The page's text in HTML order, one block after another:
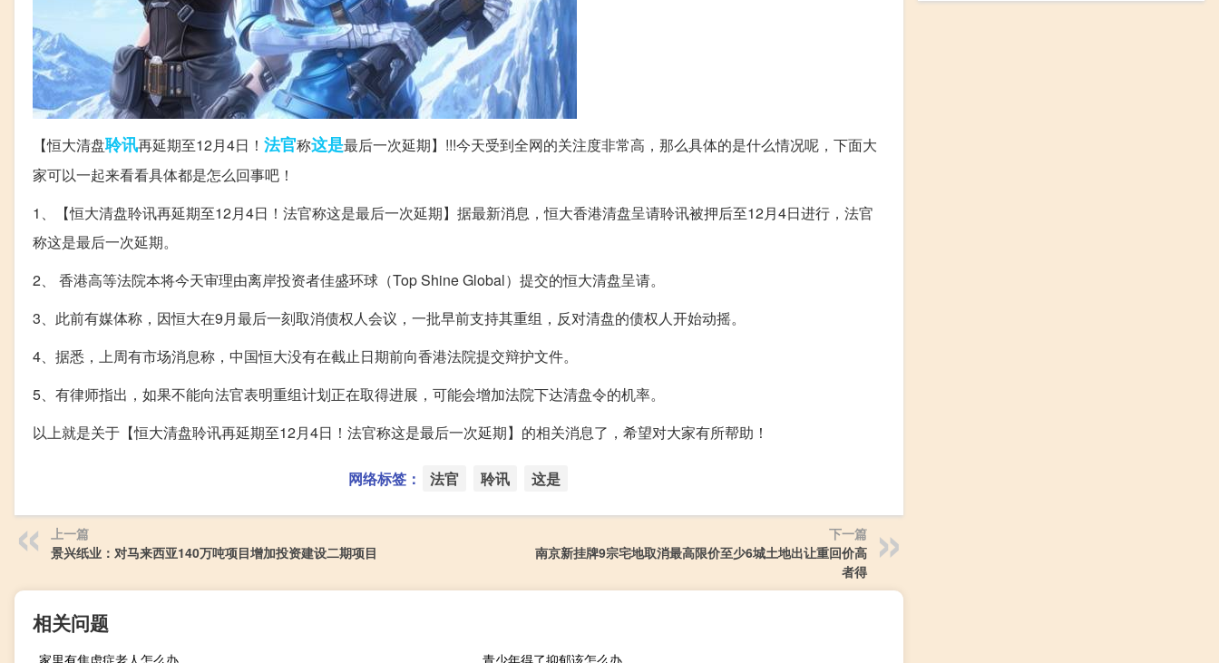
【恒大清盘聆讯再延期至12月4日！ 法官称这是最后一次延期】!!!今天受到全网的关注度非常高，那么具体的是什么情况呢，下面大
家可以一起来看看具体都是怎么回事吧！
1、【恒大清盘聆讯再延期至12月4日！法官称这是最后一次延期】据最新消息，恒大香港清盘呈请聆讯被押后至12月4日进行，法官
称这是最后一次延期。
2、 香港高等法院本将今天审理由离岸投资者佳盛环球（Top Shine Global）提交的恒大清盘呈请。
3、此前有媒体称，因恒大在9月最后一刻取消债权人会议，一批早前支持其重组，反对清盘的债权人开始动摇。
4、据悉，上周有市场消息称，中国恒大没有在截止日期前向香港法院提交辩护文件。
5、有律师指出，如果不能向法官表明重组计划正在取得进展，可能会增加法院下达清盘令的机率。
以上就是关于【恒大清盘聆讯再延期至12月4日！法官称这是最后一次延期】的相关消息了，希望对大家有所帮助！
网络标签： 法官 聆讯 这是
上一篇
景兴纸业：对马来西亚140万吨项目增加投资建设二期项目
下一篇
南京新挂牌9宗宅地取消最高限价至少6城土地出让重回价高
者得
相关问题
家里有焦虑症老人怎么办 青少年得了抑郁该怎么办